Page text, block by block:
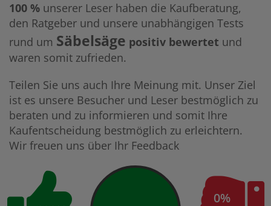
100 % unserer Leser haben die Kaufberatung,
den Ratgeber und unsere unabhängigen Tests
rund um Säbelsäge positiv bewertet und
waren somit zufrieden.
Teilen Sie uns auch Ihre Meinung mit. Unser Ziel
ist es unsere Besucher und Leser bestmöglich zu
beraten und zu informieren und somit Ihre
Kaufentscheidung bestmöglich zu erleichtern.
Wir freuen uns über Ihr Feedback
0%